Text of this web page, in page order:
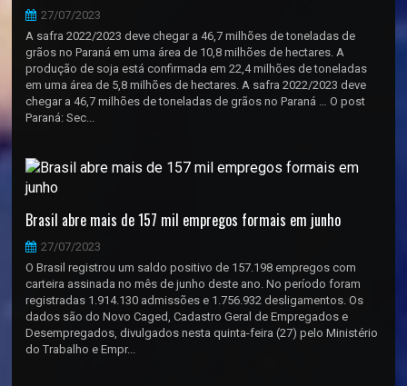
27/07/2023
A safra 2022/2023 deve chegar a 46,7 milhões de toneladas de
grãos no Paraná em uma área de 10,8 milhões de hectares. A
produção de soja está confirmada em 22,4 milhões de toneladas
em uma área de 5,8 milhões de hectares. A safra 2022/2023 deve
chegar a 46,7 milhões de toneladas de grãos no Paraná … O post
Paraná: Sec...
Brasil abre mais de 157 mil empregos formais em junho
27/07/2023
O Brasil registrou um saldo positivo de 157.198 empregos com
carteira assinada no mês de junho deste ano. No período foram
registradas 1.914.130 admissões e 1.756.932 desligamentos. Os
dados são do Novo Caged, Cadastro Geral de Empregados e
Desempregados, divulgados nesta quinta-feira (27) pelo Ministério
do Trabalho e Empr...